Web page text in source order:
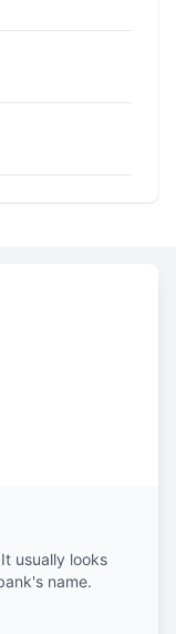
usually looks
name.